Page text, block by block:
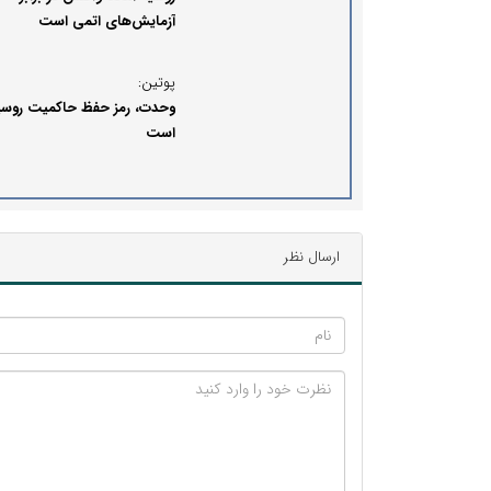
آزمایش‌های اتمی است
پوتین:
وحدت، رمز حفظ حاکمیت
است
ارسال نظر